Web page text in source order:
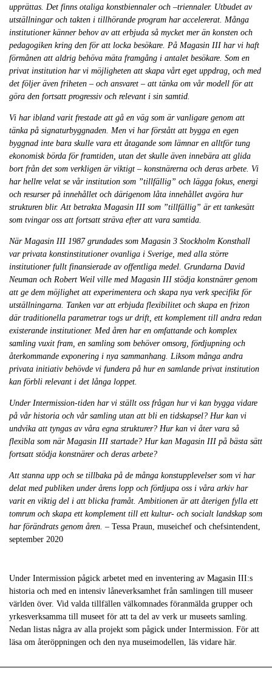
upprättas. Det finns otaliga konstbiennaler och –triennaler. Utbudet av
utställningar och takten i tillhörande program har accelererat. Många
institutioner känner behov av att erbjuda så mycket mer än konsten och
pedagogiken kring den för att locka besökare. På Magasin III har vi haft
förmånen att aldrig behöva mäta framgång i antalet besökare. Som en
privat institution har vi möjligheten att skapa vårt eget uppdrag, och med
det följer även friheten – och ansvaret – att tänka om vår modell för att
göra den fortsatt progressiv och relevant i sin samtid.
Vi har ibland varit frestade att gå en väg som är vanligare genom att
tänka på signaturbyggnaden. Men vi har förstått att bygga en egen
byggnad inte bara skulle vara ett åtagande som lämnar en alltför tung
ekonomisk börda för framtiden, utan det skulle även innebära att glida
bort från det som verkligen är viktigt – konstnärerna och deras arbete. Vi
har hellre velat se vår institution som ”tillfällig” och lägga fokus, energi
och resurser på innehållet och därigenom låta innehållet avgöra hur
strukturen blir. Att betrakta Magasin III som ”tillfällig” är ett tankesätt
som tvingar oss att fortsatt sträva efter att vara samtida.
När Magasin III 1987 grundades som Magasin 3 Stockholm Konsthall
var privata konstinstitutioner ovanliga i Sverige, med alla större
institutioner fullt finansierade av offentliga medel. Grundarna David
Neuman och Robert Weil ville med Magasin III stödja konstnärer genom
att ge dem möjlighet att experimentera och skapa nya verk specifikt för
utställningarna. Tanken var att erbjuda flexibilitet och skapa en frizon
där traditionella parametrar togs ur drift, ett komplement till andra redan
existerande institutioner. Med åren har en omfattande och komplex
samling vuxit fram, en samling som behöver omsorg, fördjupning och
återkommande exponering i nya sammanhang. Liksom många andra
privata initiativ behövde vi fundera på hur en samlande privat institution
kan förbli relevant i det långa loppet.
Under Intermission-tiden har vi ställt oss frågan hur vi kan bygga vidare
på vår historia och vår samling utan att bli en tidskapsel? Hur kan vi
undvika att tyngas av våra egna strukturer? Hur kan vi åter vara så
flexibla som när Magasin III startade? Hur kan Magasin III på bästa sätt
fortsatt stödja konstnärer och deras arbete?
Att stanna upp och se tillbaka på de många konstupplevelser som vi har
delat med publiken under årens lopp och fördjupa oss i våra arkiv har
varit en viktig del i att blicka framåt. Ambitionen är att återigen fylla ett
tomrum och skapa ett komplement till ett kultur- och socialt landskap som
har förändrats genom åren. – Tessa Praun, museichef och chefsintendent,
september 2020
Under Intermission pågick arbetet med en inventering av Magasin III:s
historia och med en intensiv låneverksamhet från samlingen till museer
världen över. Vid valda tillfällen välkomnades föranmälda grupper och
yrkesverksamma till museet för att ta del av verk ur museets samling.
Nedan listas några av alla projekt som pågick under Intermission. För att
läsa om återöppningen och den nya museimodellen, läs vidare här.